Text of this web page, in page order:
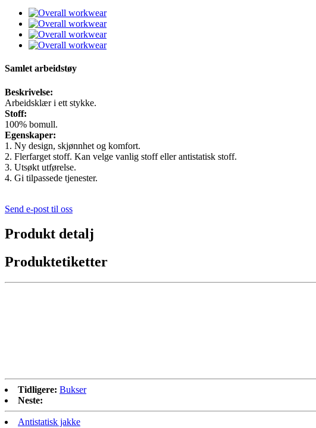
Samlet arbeidstøy
Beskrivelse:
Arbeidsklær i ett stykke.
Stoff:
100% bomull.
Egenskaper:
1. Ny design, skjønnhet og komfort.
2. Flerfarget stoff. Kan velge vanlig stoff eller antistatisk stoff.
3. Utsøkt utførelse.
4. Gi tilpassede tjenester.
Send e-post til oss
Produkt detalj
Produktetiketter
Tidligere: Bukser
Neste:
Antistatisk jakke